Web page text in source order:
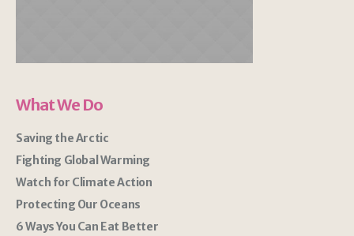
What We Do
Saving the Arctic
Fighting Global Warming
Watch for Climate Action
Protecting Our Oceans
6 Ways You Can Eat Better